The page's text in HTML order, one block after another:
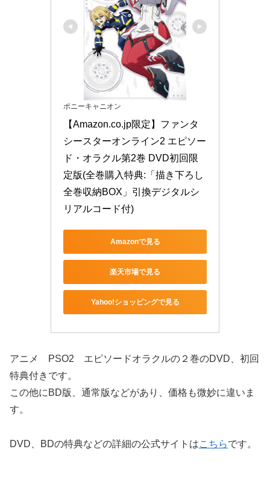
ポニーキャニオン
【Amazon.co.jp限定】ファンタ
シースターオンライン2 エピソー
ド・オラクル第2巻 DVD初回限
定版(全巻購入特典:「描き下ろし
全巻収納BOX」引換デジタルシ
リアルコード付)
Amazonで見る
楽天市場で見る
Yahoo!ショッピングで見る
アニメ PSO2 エピソードオラクルの２巻のDVD、初回
特典付きです。
この他にBD版、通常版などがあり、価格も微妙に違いま
す。
DVD、BDの特典などの詳細の公式サイトはこちらです。